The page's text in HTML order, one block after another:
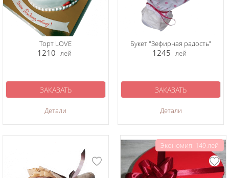
Торт LOVE
1210 лей
Детали
ЗАКАЗАТЬ
Букет "Зефирная радость"
1245 лей
Детали
ЗАКАЗАТЬ
Экономия: 149 лей